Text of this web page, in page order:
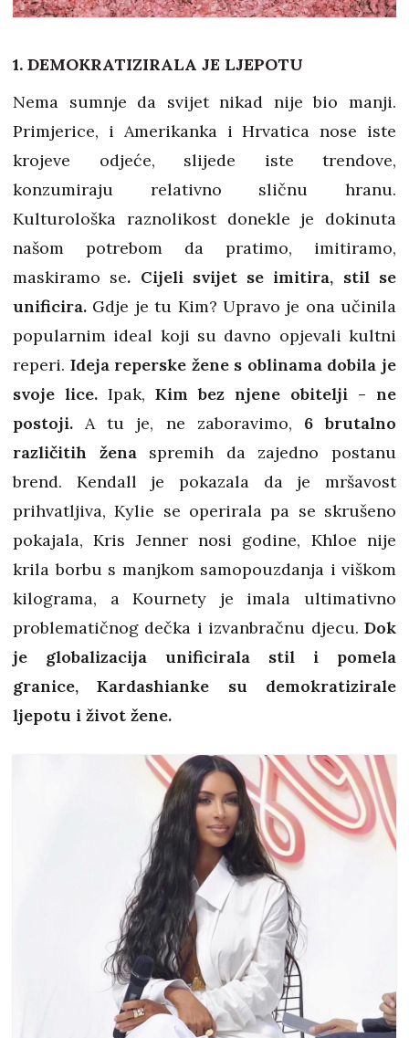
1. DEMOKRATIZIRALA JE LJEPOTU
Nema sumnje da svijet nikad nije bio manji.
Primjerice, i Amerikanka i Hrvatica nose iste
krojeve odjeće, slijede iste trendove,
konzumiraju relativno sličnu hranu.
Kulturološka raznolikost donekle je dokinuta
našom potrebom da pratimo, imitiramo,
maskiramo se. Cijeli svijet se imitira, stil se
unificira. Gdje je tu Kim? Upravo je ona učinila
popularnim ideal koji su davno opjevali kultni
reperi. Ideja reperske žene s oblinama dobila je
svoje lice. Ipak, Kim bez njene obitelji - ne
postoji.A tu je, ne zaboravimo, 6 brutalno
različitih ženaspremih da zajedno postanu
brend. Kendall je pokazala da je mršavost
prihvatljiva, Kylie se operirala pa se skrušeno
pokajala, Kris Jenner nosi godine, Khloe nije
krila borbu s manjkom samopouzdanja i viškom
kilograma, a Kournety je imala ultimativno
problematičnog dečka i izvanbračnu djecu. Dok
je globalizacija unificirala stil i pomela
granice, Kardashianke su demokratizirale
ljepotu i život žene.